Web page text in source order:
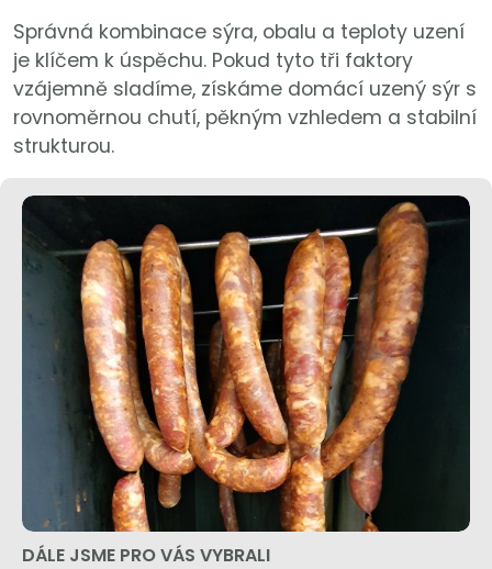
Správná kombinace sýra, obalu a teploty uzení
je klíčem k úspěchu. Pokud tyto tři faktory
vzájemně sladíme, získáme domácí uzený sýr s
rovnoměrnou chutí, pěkným vzhledem a stabilní
strukturou.
DÁLE JSME PRO VÁS VYBRALI